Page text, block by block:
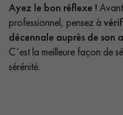
Ayez le bon réflexe !
professionnel, pensez à
décennale auprès de son
C’est la meilleure façon de
sérénité.